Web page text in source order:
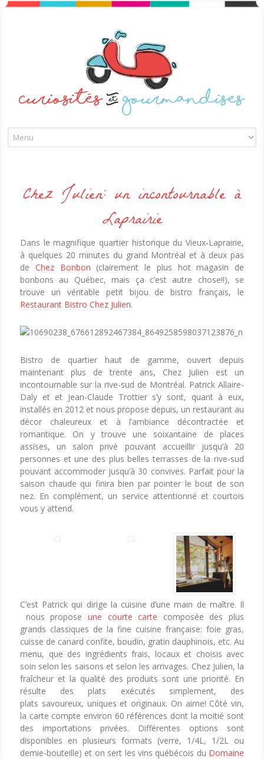
Chez Julien: un incontournable à
Laprairie
Dans le magnifique quartier historique du Vieux-Laprairie,
à quelques 20 minutes du grand Montréal et à deux pas
de Chez Bonbon (clairement le plus hot magasin de
bonbons au Québec, mais ça c’est autre chose!!), se
trouve un véritable petit bijou de bistro français, le
Restaurant Bistro Chez Julien.
Bistro de quartier haut de gamme, ouvert depuis
maintenant plus de trente ans, Chez Julien est un
incontournable sur la rive-sud de Montréal. Patrick Allaire-
Daly et et Jean-Claude Trottier s’y sont, quant à eux,
installés en 2012 et nous propose depuis, un restaurant au
décor chaleureux et à l’ambiance décontractée et
romantique. On y trouve une soixantaine de places
assises, un salon privé pouvant accueillir jusqu’à 20
personnes et une des plus belles terrasses de la rive-sud
pouvant accommoder jusqu’à 30 convives. Parfait pour la
saison chaude qui finira bien par pointer le bout de son
nez. En complément, un service attentionné et courtois
vous y attend.
C’est Patrick qui dirige la cuisine d’une main de maître. Il
nous propose une courte carte composée des plus
grands classiques de la fine cuisine française: foie gras,
cuisse de canard confite, boudin, gratin dauphinois, etc. Au
menu, que des ingrédients frais, locaux et choisis avec
soin selon les saisons et selon les arrivages. Chez Julien, la
fraîcheur et la qualité des produits sont une priorité. En
résulte des plats exécutés simplement, des
plats savoureux, uniques et originaux. On aime! Côté vin,
la carte compte environ 60 références dont la moitié sont
des importations privées. Différentes options sont
disponibles en plusieurs formats (verre, 1/4L, 1/2L ou
demie-bouteille) et on sert les vins québécois du Domaine